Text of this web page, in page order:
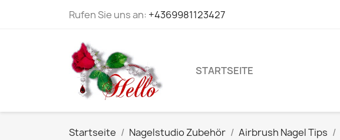
Rufen Sie uns an: +4369981123427
STARTSEITE
Startseite Nagelstudio Zubehör Airbrush Nagel Tips